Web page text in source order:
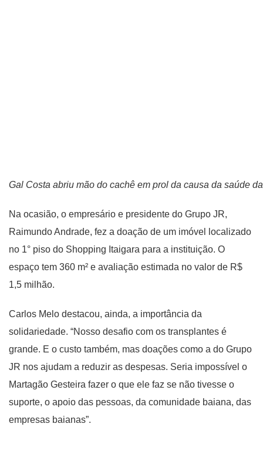
Gal Costa abriu mão do cachê em prol da causa da saúde
Na ocasião, o empresário e presidente do Grupo JR,
Raimundo Andrade, fez a doação de um imóvel localizado
no 1° piso do Shopping Itaigara para a instituição. O
espaço tem 360 m² e avaliação estimada no valor de R$
1,5 milhão.
Carlos Melo destacou, ainda, a importância da
solidariedade. “Nosso desafio com os transplantes é
grande. E o custo também, mas doações como a do Grupo
JR nos ajudam a reduzir as despesas. Seria impossível o
Martagão Gesteira fazer o que ele faz se não tivesse o
suporte, o apoio das pessoas, da comunidade baiana, das
empresas baianas”.